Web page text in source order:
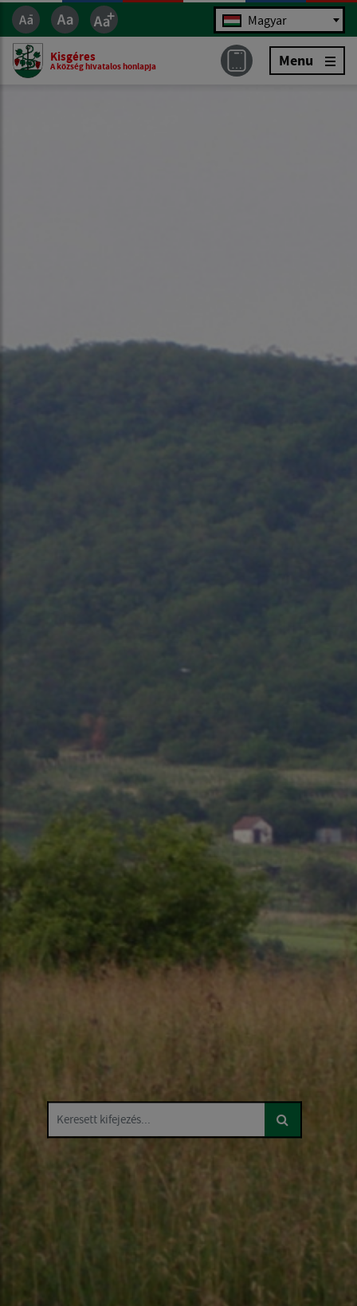
Jazyk Magyar
Kisgéres
A község hivatalos honlapja Menu